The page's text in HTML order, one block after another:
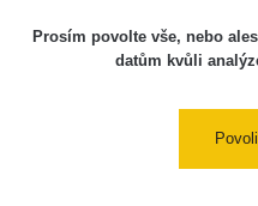
Podpořte nás
Prosím povolte vše, nebo
datům kvůli